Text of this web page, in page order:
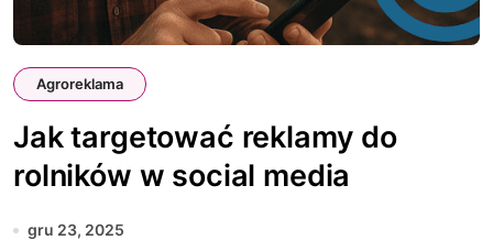
Agroreklama
Jak targetować reklamy do
rolników w social media
gru 23, 2025